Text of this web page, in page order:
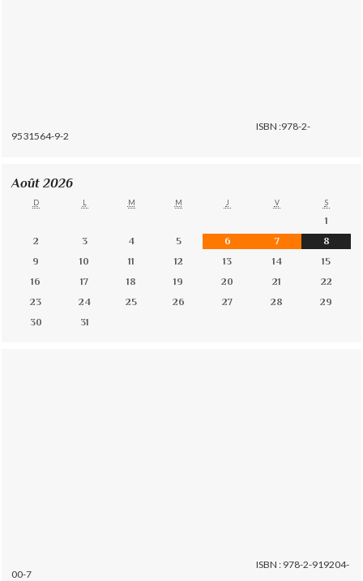
ISBN :978-2-
9531564-9-2
Août 2026
D L M M J V S
1
2
3 4 5 6 7
8
9
10 11 12 13 14
15
16
17 18 19 20 21
22
23
24 25 26 27 28
29
30
31
ISBN : 978-2-919204-
00-7